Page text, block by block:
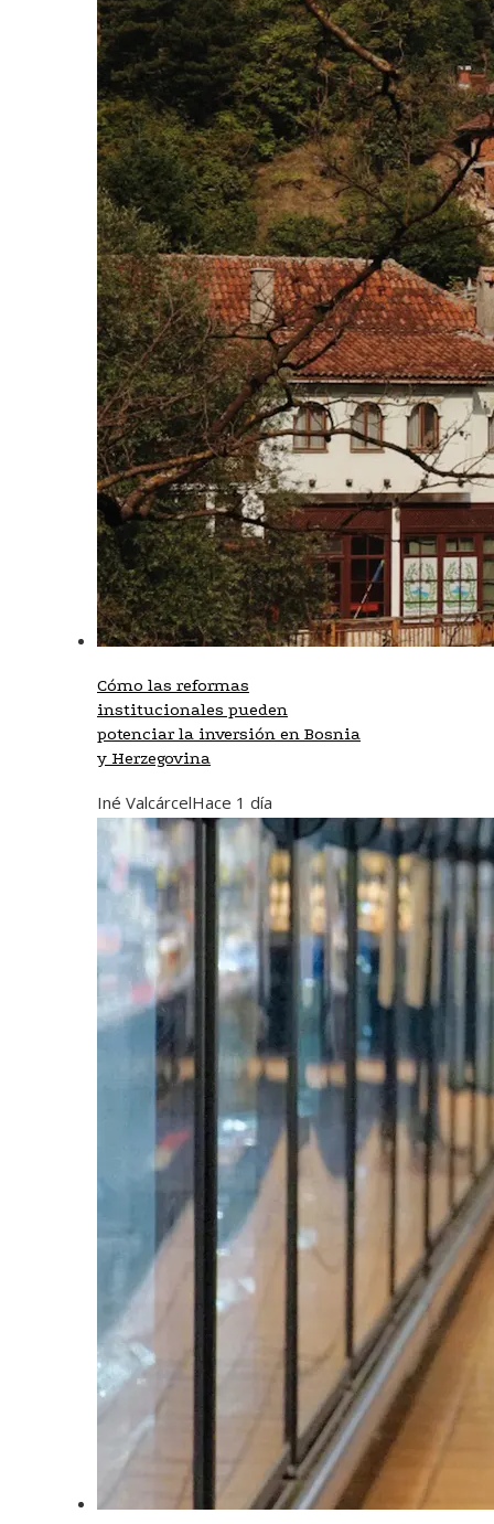
Cómo las reformas
institucionales pueden
potenciar la inversión en Bosnia
y Herzegovina
Iné ValcárcelHace 1 día